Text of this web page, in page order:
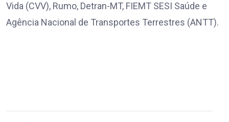
Vida (CVV), Rumo, Detran-MT, FIEMT SESI Saúde e
Agência Nacional de Transportes Terrestres (ANTT).